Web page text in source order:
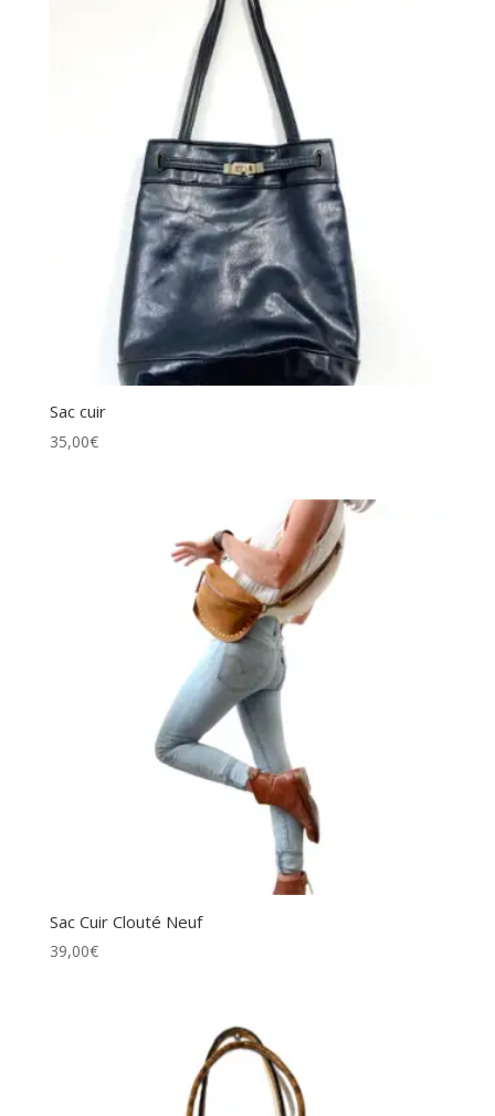
Sac cuir
35,00€
Sac Cuir Clouté Neuf
39,00€